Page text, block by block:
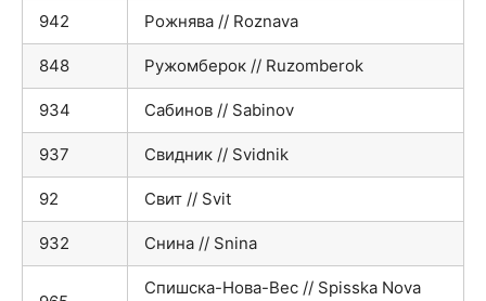
942 Рожнява // Roznava
848 Ружомберок // Ruzomberok
934 Сабинов // Sabinov
937 Свидник // Svidnik
92 Свит // Svit
932 Снина // Snina
Спишска-Нова-Вес // Spisska Nova